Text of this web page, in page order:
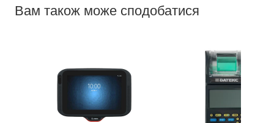
Вам також може сподобатися